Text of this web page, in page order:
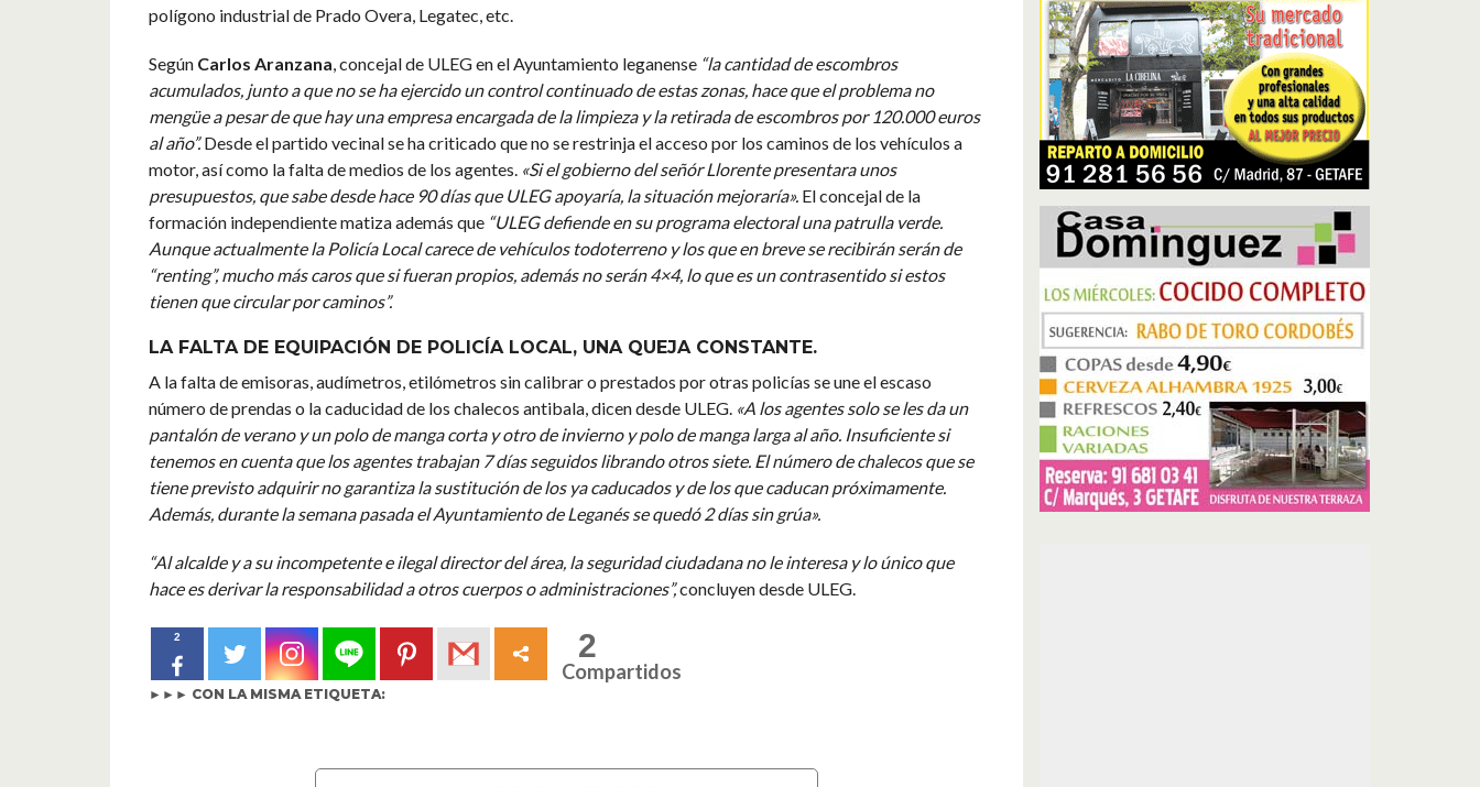
polígono industrial de Prado Overa, Legatec, etc.
Según Carlos Aranzana, concejal de ULEG en el Ayuntamiento leganense “la cantidad de escombros
acumulados, junto a que no se ha ejercido un control continuado de estas zonas, hace que el problema no
mengüe a pesar de que hay una empresa encargada de la limpieza y la retirada de escombros por 120.000 euros
al año”.Desde el partido vecinal se ha criticado que no se restrinja el acceso por los caminos de los vehículos a
motor, así como la falta de medios de los agentes.«Si el gobierno del señór Llorente presentara unos
presupuestos, que sabe desde hace 90 días que ULEG apoyaría, la situación mejoraría».El concejal de la
formación independiente matiza además que“ULEG defiende en su programa electoral una patrulla verde.
Aunque actualmente la Policía Local carece de vehículos todoterreno y los que en breve se recibirán serán de
“renting”, mucho más caros que si fueran propios, además no serán 4×4, lo que es un contrasentido si estos
tienen que circular por caminos”.
LA FALTA DE EQUIPACIÓN DE POLICÍA LOCAL, UNA QUEJA CONSTANTE.
A la falta de emisoras, audímetros, etilómetros sin calibrar o prestados por otras policías se une el escaso
número de prendas o la caducidad de los chalecos antibala, dicen desde ULEG.«A los agentes solo se les da un
pantalón de verano y un polo de manga corta y otro de invierno y polo de manga larga al año. Insuficiente si
tenemos en cuenta que los agentes trabajan 7 días seguidos librando otros siete. El número de chalecos que se
tiene previsto adquirir no garantiza la sustitución de los ya caducados y de los que caducan próximamente.
Además, durante la semana pasada el Ayuntamiento de Leganés se quedó 2 días sin grúa».
“Al alcalde y a su incompetente e ilegal director del área, la seguridad ciudadana no le interesa y lo único que
hace es derivar la responsabilidad a otros cuerpos o administraciones”,concluyen desde ULEG.
2 2
Compartidos
►►► CON LA MISMA ETIQUETA: